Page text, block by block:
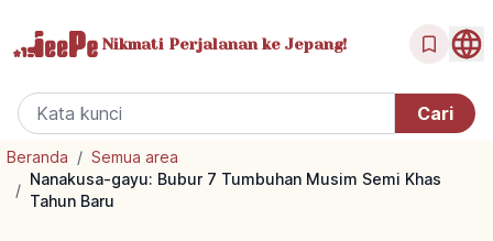
Nikmati Perjalanan ke Jepang!
Beranda / Semua area
/
Nanakusa-gayu: Bubur 7 Tumbuhan Musim Semi Khas
Tahun Baru